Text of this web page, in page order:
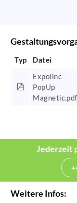
Typ Datei
Expolinc
PopUp
Magnetic.pdf
Jederzeit
Weitere Infos: